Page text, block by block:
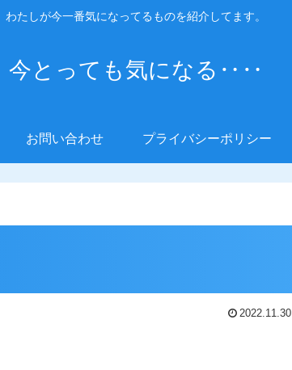
わたしが今一番気になってるものを紹介してます。
今とっても気になる‥‥
お問い合わせ プライバシーポリシー
2022.11.30